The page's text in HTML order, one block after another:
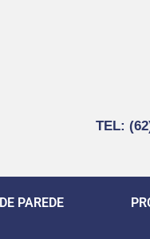
TEL:
PAREDE